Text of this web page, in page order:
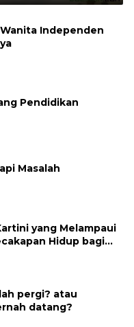
Independen
Pendidikan
Masalah
yang Melampaui
pergi? atau
datang?